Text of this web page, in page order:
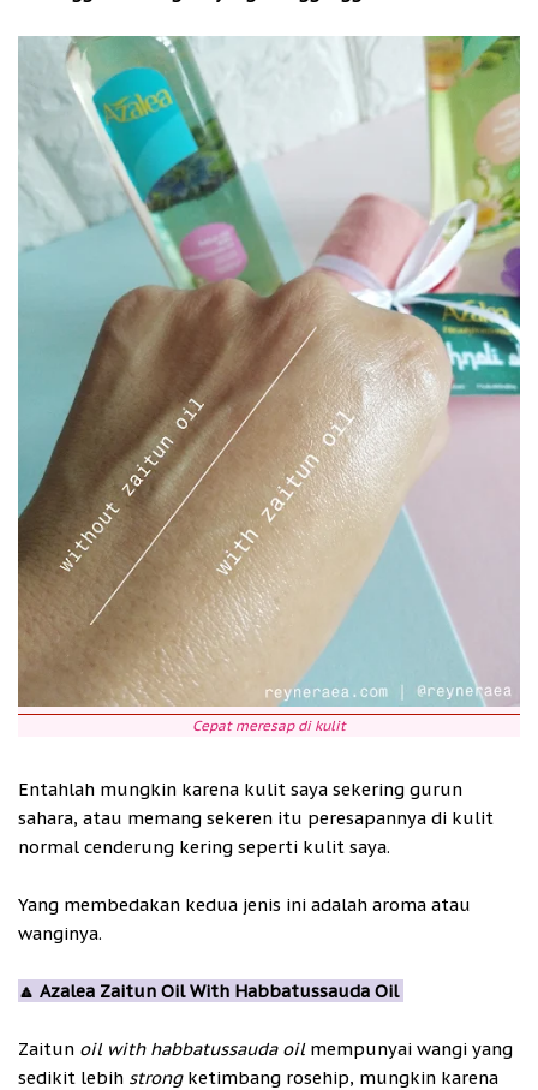
Cepat meresap di kulit
Entahlah mungkin karena kulit saya sekering gurun
sahara, atau memang sekeren itu peresapannya di kulit
normal cenderung kering seperti kulit saya.
Yang membedakan kedua jenis ini adalah aroma atau
wanginya.
🔼 Azalea Zaitun Oil With Habbatussauda Oil
Zaitun oil with habbatussauda oilmempunyai wangi yang
sedikit lebih strongketimbang rosehip, mungkin karena